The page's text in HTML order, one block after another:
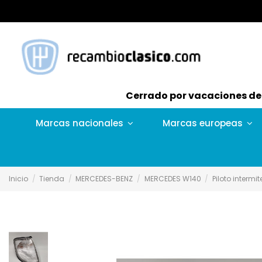
Cerrado por vacaciones
Marcas nacionales Marcas europeas
Inicio Tienda MERCEDES-BENZ MERCEDES W140 Piloto